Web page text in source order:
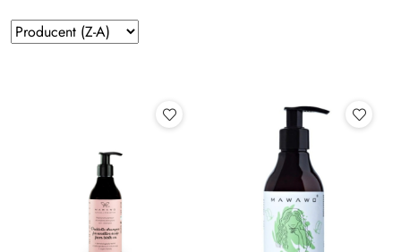
Zastosowano
sortowanie:
Sortuj
według